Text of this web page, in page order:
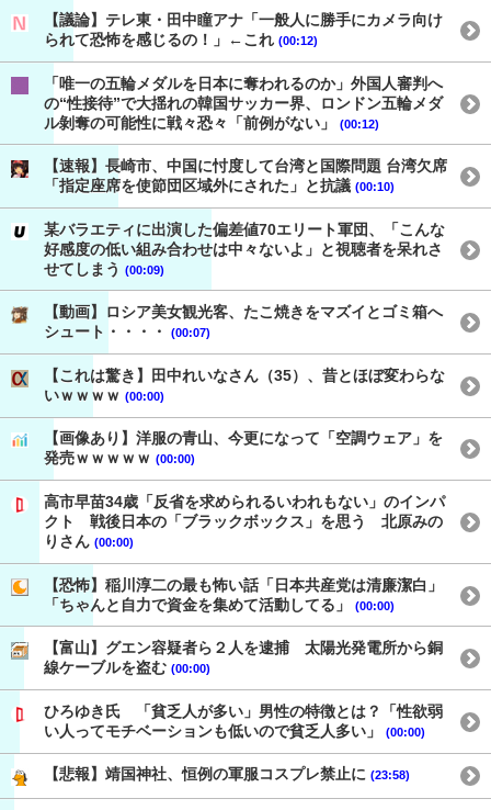
【議論】テレ東・田中瞳アナ「一般人に勝手にカメラ向け
られて恐怖を感じるの！」←これ (00:12)
「唯一の五輪メダルを日本に奪われるのか」外国人審判へ
の“性接待”で大揺れの韓国サッカー界、ロンドン五輪メダ
ル剝奪の可能性に戦々恐々「前例がない」
(00:12)
【速報】長崎市、中国に忖度して台湾と国際問題 台湾欠席
「指定座席を使節団区域外にされた」と抗議 (00:10)
某バラエティに出演した偏差値70エリート軍団、「こんな
好感度の低い組み合わせは中々ないよ」と視聴者を呆れさ
せてしまう (00:09)
【動画】ロシア美女観光客、たこ焼きをマズイとゴミ箱へ
シュート・・・・
(00:07)
【これは驚き】田中れいなさん（35）、昔とほぼ変わらな
いｗｗｗｗ (00:00)
【画像あり】洋服の青山、今更になって「空調ウェア」を
発売ｗｗｗｗｗ (00:00)
高市早苗34歳「反省を求められるいわれもない」のインパ
クト 戦後日本の「ブラックボックス」を思う 北原みの
りさん (00:00)
【恐怖】稲川淳二の最も怖い話「日本共産党は清廉潔白」
「ちゃんと自力で資金を集めて活動してる」
(00:00)
【富山】グエン容疑者ら２人を逮捕 太陽光発電所から銅
線ケーブルを盗む (00:00)
ひろゆき氏 「貧乏人が多い」男性の特徴とは？「性欲弱
い人ってモチベーションも低いので貧乏人多い」
(00:00)
【悲報】靖国神社、恒例の軍服コスプレ禁止に (23:58)